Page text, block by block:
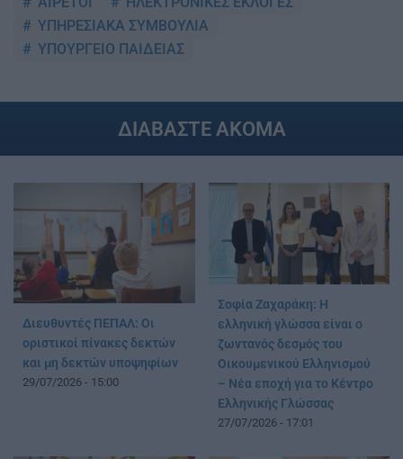
ΥΠΗΡΕΣΙΑΚΑ ΣΥΜΒΟΥΛΙΑ
ΥΠΟΥΡΓΕΙΟ ΠΑΙΔΕΙΑΣ
ΔΙΑΒΑΣΤΕ ΑΚΟΜΑ
Διευθυντές ΠΕΠΑΛ: Οι
οριστικοί πίνακες δεκτών
και μη δεκτών υποψηφίων
29/07/2026 - 15:00
Σοφία Ζαχαράκη: Η
ελληνική γλώσσα είναι ο
ζωντανός δεσμός του
Οικουμενικού Ελληνισμού
– Νέα εποχή για το Κέντρο
Ελληνικής Γλώσσας
27/07/2026 - 17:01